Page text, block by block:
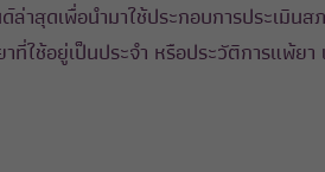
าสุดเพื่อนำมาใช้ประกอบการประเมินส
ใช้อยู่เป็นประจำ หรือประวัติการแพ้ย